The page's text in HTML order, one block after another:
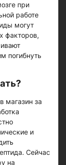
при
работе
могут
факторов,
погибнуть
магазин за
и
Сейчас
на